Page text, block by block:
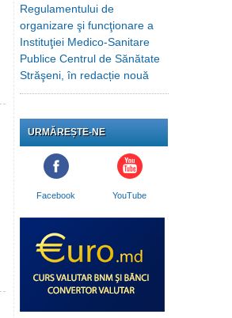
Regulamentului de
organizare şi funcţionare a
Instituţiei Medico-Sanitare
Publice Centrul de Sănătate
Străşeni, în redacție nouă
URMĂREȘTE-NE
Facebook YouTube